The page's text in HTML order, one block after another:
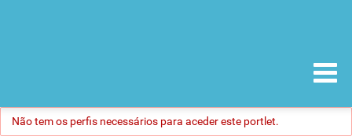
Não tem os perfis necessários para aceder este portlet.